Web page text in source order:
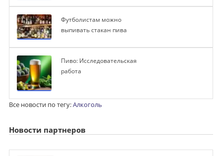
Футболистам можно
выпивать стакан пива
Пиво: Исследовательская
работа
Все новости по тегу:Алкоголь
Новости партнеров